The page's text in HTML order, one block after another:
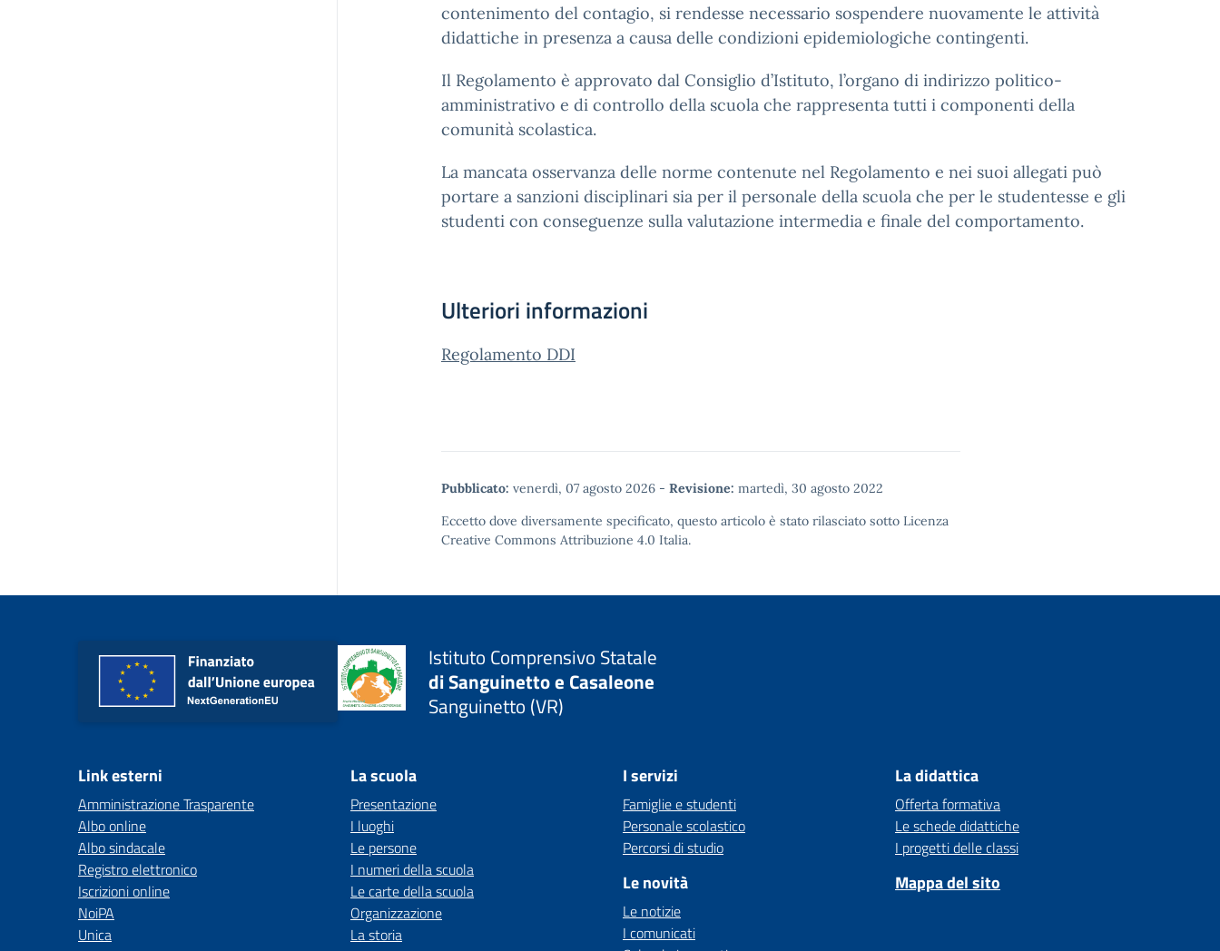
contenimento del contagio, si rendesse necessario sospendere nuovamente le attività
didattiche in presenza a causa delle condizioni epidemiologiche contingenti.
Il Regolamento è approvato dal Consiglio d’Istituto, l’organo di indirizzo politico-
amministrativo e di controllo della scuola che rappresenta tutti i componenti della
comunità scolastica.
La mancata osservanza delle norme contenute nel Regolamento e nei suoi allegati può
portare a sanzioni disciplinari sia per il personale della scuola che per le studentesse e gli
studenti con conseguenze sulla valutazione intermedia e finale del comportamento.
Ulteriori informazioni
Regolamento DDI
Pubblicato: venerdì, 07 agosto 2026 - Revisione: martedì, 30 agosto 2022
Eccetto dove diversamente specificato, questo articolo è stato rilasciato sotto Licenza
Creative Commons Attribuzione 4.0 Italia.
Istituto Comprensivo Statale
di Sanguinetto e Casaleone
Sanguinetto (VR)
Link esterni
Amministrazione Trasparente
Albo online
Albo sindacale
Registro elettronico
Iscrizioni online
NoiPA
Unica
La scuola
Presentazione
I luoghi
Le persone
I numeri della scuola
Le carte della scuola
Organizzazione
La storia
I servizi
Famiglie e studenti
Personale scolastico
Percorsi di studio
Le novità
Le notizie
I comunicati
La didattica
Offerta formativa
Le schede didattiche
I progetti delle classi
Mappa del sito